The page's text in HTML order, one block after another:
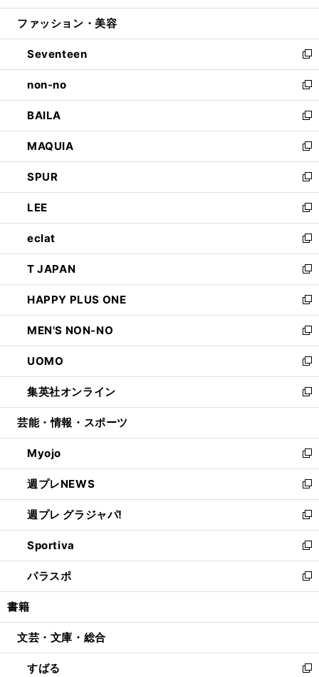
開
ウ
開
く
ン
ウ
で
開
く
ウ
ン
ド
ウ
で
開
く
ファッション・美容
Seventeen
新
し
い
ウ
ィ
ン
ド
ウ
で
開
く
non-no
新
し
い
ウ
ィ
ン
ド
ウ
で
開
く
BAILA
新
し
い
ウ
ィ
ン
ド
ウ
で
開
く
MAQUIA
新
し
い
ウ
ィ
ン
ド
ウ
で
開
く
SPUR
新
し
い
ウ
ィ
ン
ド
ウ
で
開
く
LEE
新
し
い
ウ
ィ
ン
ド
ウ
で
開
く
eclat
新
し
い
ウ
ィ
ン
ド
ウ
で
開
く
T JAPAN
新
し
い
ウ
ィ
ン
ド
ウ
で
開
HAPPY PLUS ONE
新
し
い
ウ
ィ
ン
ド
ウ
開
く
MEN'S NON-NO
新
し
い
ウ
ィ
ン
ウ
で
開
く
UOMO
新
し
い
ウ
ン
ド
ウ
で
開
く
集英社オンライン
新
し
ウ
ィ
ン
ド
ウ
で
開
く
芸能・情報・スポーツ
Myojo
新
し
い
ウ
ィ
ン
ド
ウ
で
開
週プレNEWS
新
し
い
ウ
ィ
ン
ド
ウ
開
週プレ グラジャパ!
新
し
い
ウ
ィ
ン
ウ
開
く
Sportiva
新
し
い
ウ
ン
ウ
で
パラスポ
新
し
ウ
ン
ド
書籍
文芸・文庫・総合
すばる
新